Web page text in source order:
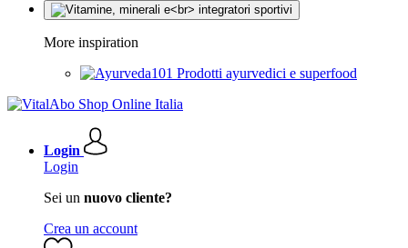
More inspiration
Prodotti ayurvedici e superfood
Login
Login
Sei un nuovo cliente?
Crea un account